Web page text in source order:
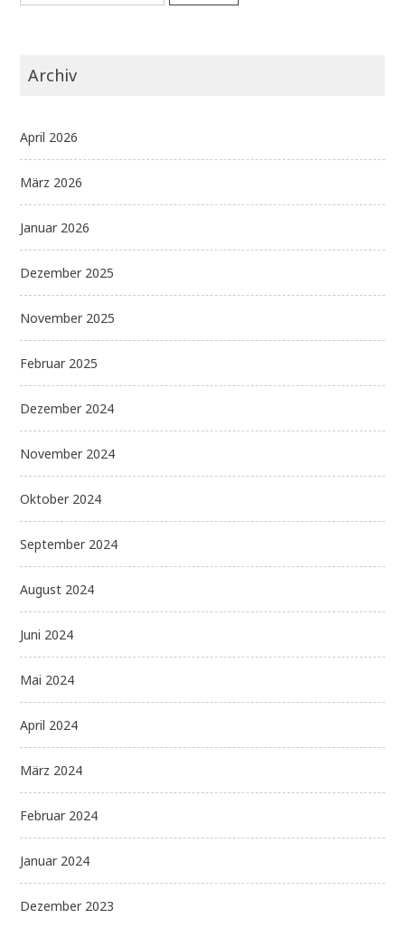
Archiv
April 2026
März 2026
Januar 2026
Dezember 2025
November 2025
Februar 2025
Dezember 2024
November 2024
Oktober 2024
September 2024
August 2024
Juni 2024
Mai 2024
April 2024
März 2024
Februar 2024
Januar 2024
Dezember 2023